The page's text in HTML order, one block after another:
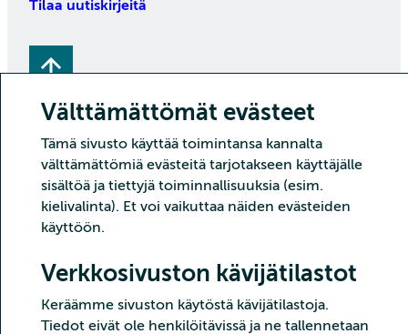
Välttämättömät evästeet
Tämä sivusto käyttää toimintansa kannalta
välttämättömiä evästeitä tarjotakseen käyttäjälle
sisältöä ja tiettyjä toiminnallisuuksia (esim.
kielivalinta). Et voi vaikuttaa näiden evästeiden
käyttöön.
Verkkosivuston kävijätilastot
Keräämme sivuston käytöstä kävijätilastoja.
Tiedot eivät ole henkilöitävissä ja ne tallennetaan
Tilaa uutiskirjeitä
Copyright CSC – Tieteen tietotekniikan keskus Oy
Tietoturva